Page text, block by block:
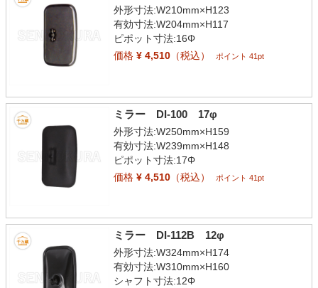
外形寸法:W210mm×H123
有効寸法:W204mm×H117
ピポット寸法:16Φ
価格¥ 4,510（税込） ポイント 41pt
ミラー DI-100 17φ
外形寸法:W250mm×H159
有効寸法:W239mm×H148
ピポット寸法:17Φ
価格¥ 4,510（税込） ポイント 41pt
ミラー DI-112B 12φ
外形寸法:W324mm×H174
有効寸法:W310mm×H160
シャフト寸法:12Φ